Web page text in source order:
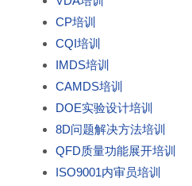
CP培训
CQI培训
IMDS培训
CAMDS培训
DOE实验设计培训
8D问题解决方法培训
QFD质量功能展开培训
ISO9001内审员培训